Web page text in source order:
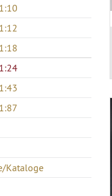
Kataloge